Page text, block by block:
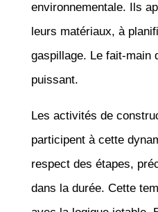
environnementale. Ils
leurs matériaux, à
gaspillage. Le fait-main
puissant.
Les activités de
participent à cette
respect des étapes,
dans la durée. Cette